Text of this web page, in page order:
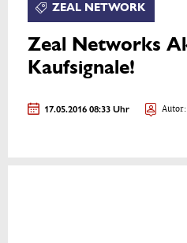
ZEAL NETWORK
Zeal Networks
Kaufsignale!
17.05.2016 08:33 Uhr Autor: